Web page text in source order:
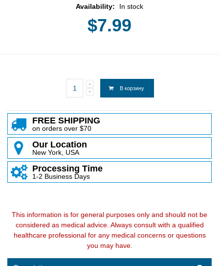
Availability: In stock
$7.99
В корзину
FREE SHIPPING
on orders over $70
Our Location
New York, USA
Processing Time
1-2 Business Days
This information is for general purposes only and should not be
considered as medical advice. Always consult with a qualified
healthcare professional for any medical concerns or questions
you may have.